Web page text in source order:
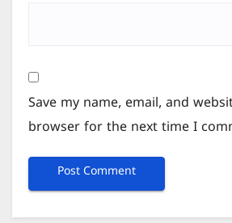
Save my name, email, and
browser for the next time I